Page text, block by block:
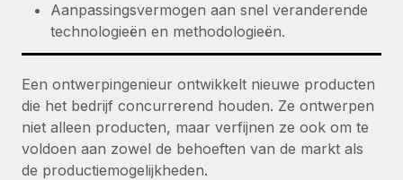
Aanpassingsvermogen aan snel veranderende
technologieën en methodologieën.
Een ontwerpingenieur ontwikkelt nieuwe producten
die het bedrijf concurrerend houden. Ze ontwerpen
niet alleen producten, maar verfijnen ze ook om te
voldoen aan zowel de behoeften van de markt als
de productiemogelijkheden.